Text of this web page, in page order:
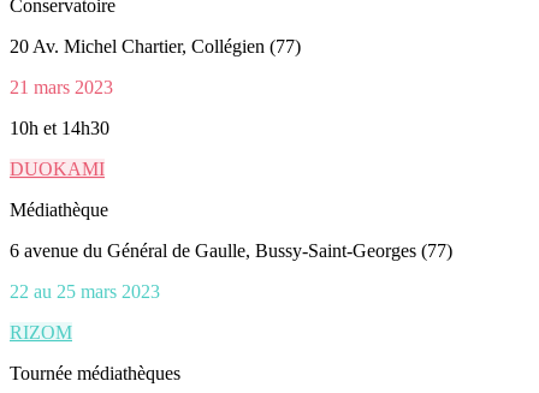
Conservatoire
20 Av. Michel Chartier, Collégien (77)
21 mars 2023
10h et 14h30
DUOKAMI
Médiathèque
6 avenue du Général de Gaulle, Bussy-Saint-Georges (77)
22 au 25 mars 2023
RIZOM
Tournée médiathèques